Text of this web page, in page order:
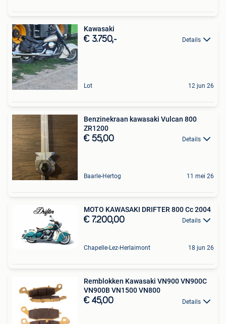
Kawasaki
€ 3.750,- Details
Lot 12 jun 26
Benzinekraan kawasaki Vulcan 800
ZR1200
€ 55,00 Details
Baarle-Hertog 11 mei 26
MOTO KAWASAKI DRIFTER 800 Cc 2004
€ 7.200,00 Details
Chapelle-Lez-Herlaimont 18 jun 26
Remblokken Kawasaki VN900 VN900C
VN900B VN1500 VN800
€ 45,00 Details